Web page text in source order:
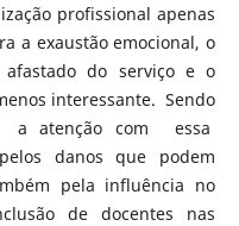
profissional apenas
a exaustão emocional, o
do serviço e o
interessante. Sendo
a atenção com essa
danos que podem
pela influência no
de docentes nas